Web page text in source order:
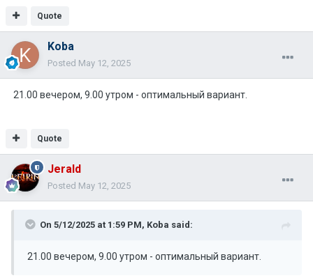
Quote
Koba
Posted May 12, 2025
21.00 вечером, 9.00 утром - оптимальный вариант.
Quote
Jerald
Posted May 12, 2025
On 5/12/2025 at 1:59 PM, Koba said:
21.00 вечером, 9.00 утром - оптимальный вариант.